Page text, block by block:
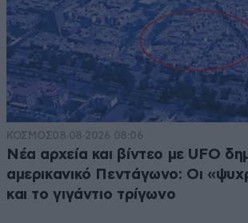
ΚΟΣΜΟΣ08·08·2026 08:06
Νέα αρχεία και βίντεο με UFO
αμερικανικό Πεντάγωνο: Οι
και το γιγάντιο τρίγωνο